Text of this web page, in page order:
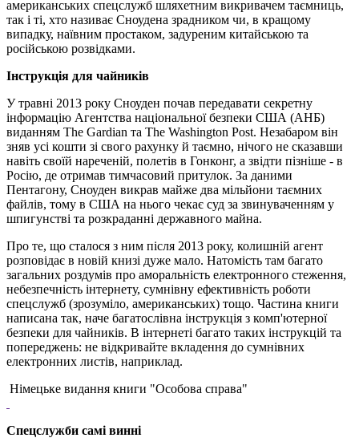
американських спецслужб шляхетним викривачем таємниць,
так і ті, хто називає Сноудена зрадником чи, в кращому
випадку, наївним простаком, задуреним китайською та
російською розвідками.
Інструкція для чайників
У травні 2013 року Сноуден почав передавати секретну
інформацію Агентства національної безпеки США (АНБ)
виданням The Gardian та The Washington Post. Незабаром він
зняв усі кошти зі свого рахунку й таємно, нічого не сказавши
навіть своїй нареченій, полетів в Гонконг, а звідти пізніше - в
Росію, де отримав тимчасовий притулок. За даними
Пентагону, Сноуден викрав майже два мільйони таємних
файлів, тому в США на нього чекає суд за звинуваченням у
шпигунстві та розкраданні державного майна.
Про те, що сталося з ним після 2013 року, колишній агент
розповідає в новій книзі дуже мало. Натомість там багато
загальних роздумів про аморальність електронного стеження,
небезпечність інтернету, сумнівну ефективність роботи
спецслужб (зрозуміло, американських) тощо. Частина книги
написана так, наче багатослівна інструкція з комп'ютерної
безпеки для чайників. В інтернеті багато таких інструкцій та
попереджень: не відкривайте вкладення до сумнівних
електронних листів, наприклад.
Німецьке видання книги "Особова справа"
Спецслужби самі винні